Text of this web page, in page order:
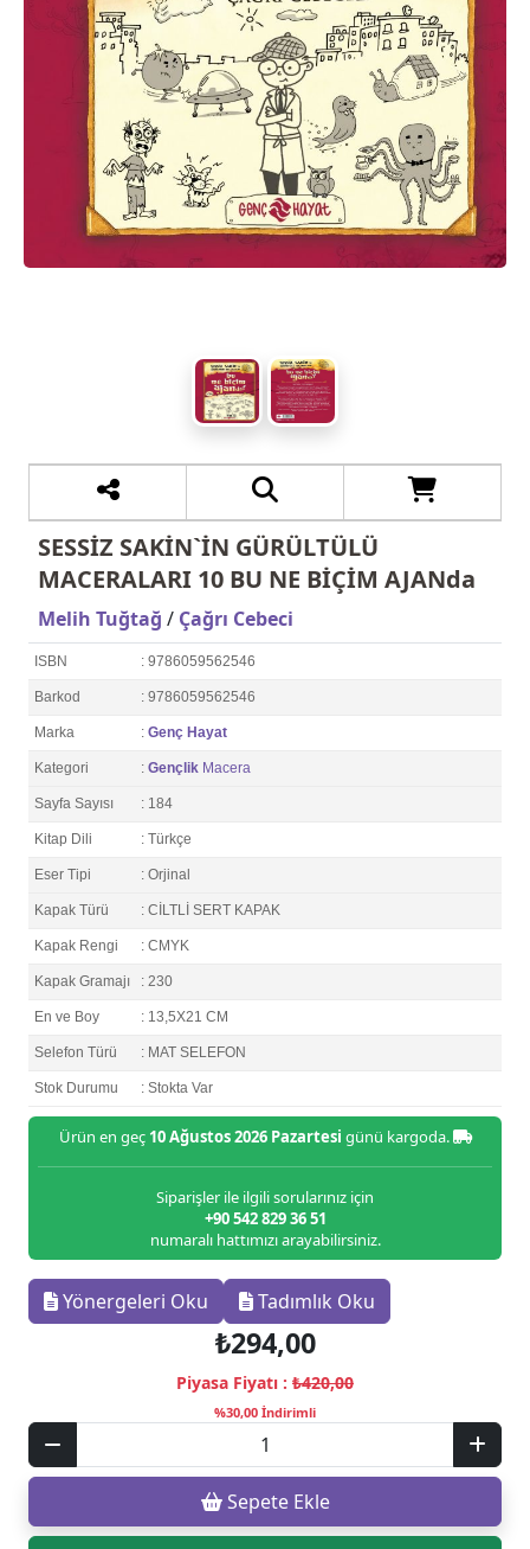
SESSİZ SAKİN`İN GÜRÜLTÜLÜ
MACERALARI 10 BU NE BİÇİM AJANda
Melih Tuğtağ / Çağrı Cebeci
ISBN : 9786059562546
Barkod : 9786059562546
Marka : Genç Hayat
Kategori : Gençlik Macera
Sayfa Sayısı : 184
Kitap Dili : Türkçe
Eser Tipi : Orjinal
Kapak Türü : CİLTLİ SERT KAPAK
Kapak Rengi : CMYK
Kapak Gramajı : 230
En ve Boy : 13,5X21 CM
Selefon Türü : MAT SELEFON
Stok Durumu : Stokta Var
Ürün en geç 10 Ağustos 2026 Pazartesi günü kargoda.
Siparişler ile ilgili sorularınız için
+90 542 829 36 51
numaralı hattımızı arayabilirsiniz.
Yönergeleri Oku Tadımlık Oku
₺294,00
Piyasa Fiyatı : ₺420,00
%30,00 İndirimli
Sepete Ekle